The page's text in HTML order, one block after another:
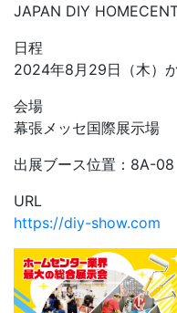
JAPAN DIY
日程
2024年8月29日（木）
会場
幕張メッセ国際展示場
出展ブース位置：8A-08
URL
https://diy-show.com